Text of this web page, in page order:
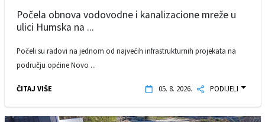
Počela obnova vodovodne i kanalizacione mreže u
ulici Humska na ...
Počeli su radovi na jednom od najvećih infrastrukturnih projekata na
području općine Novo ...
ČITAJ VIŠE 05. 8. 2026. PODIJELI